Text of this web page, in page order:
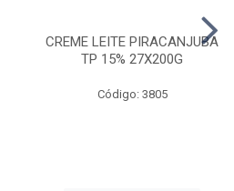
CREME LEITE PIRACANJUBA
TP 15% 27X200G
Código: 3805